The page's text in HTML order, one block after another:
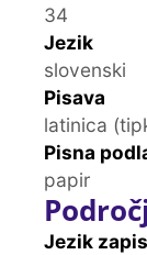
34
Jezik
slovenski
Pisava
latinica
Pisna
papir
Jezik